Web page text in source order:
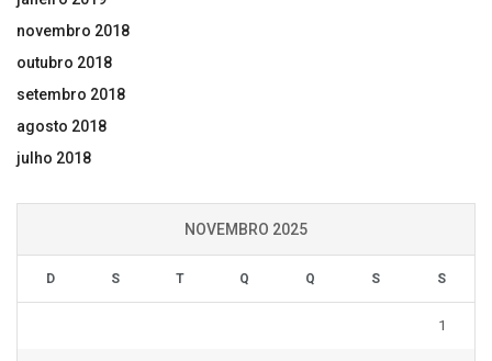
novembro 2018
outubro 2018
setembro 2018
agosto 2018
julho 2018
NOVEMBRO 2025
D S T Q Q S S
1